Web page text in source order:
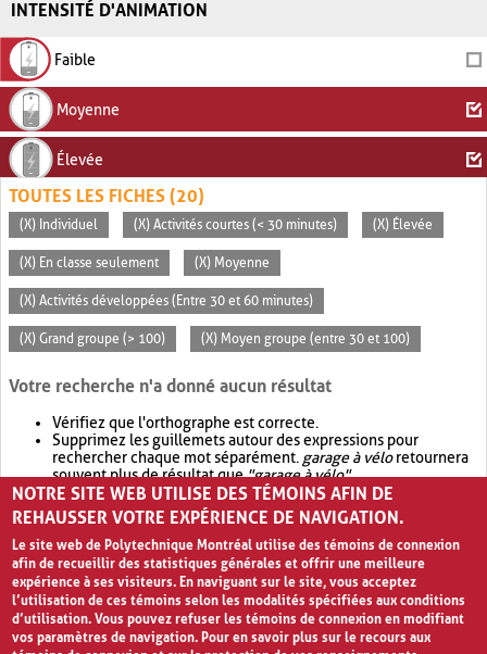
INTENSITÉ D'ANIMATION
Faible
Moyenne
Élevée
TOUTES LES FICHES (20)
(X) Individuel (X) Activités courtes (< 30 minutes) (X) Élevée
(X) En classe seulement (X) Moyenne
(X) Activités développées (Entre 30 et 60 minutes)
(X) Grand groupe (> 100) (X) Moyen groupe (entre 30 et 100)
Votre recherche n'a donné aucun résultat
Vérifiez que l'orthographe est correcte.
Supprimez les guillemets autour des expressions pour
rechercher chaque mot séparément. garage à véloretournera
souvent plus de résultat que"garage à vélo".
Envisagez d'élargir votre recherche avec OR.garage OR vélo
retournera souvent plus de résultat quegarage à vélo
NOTRE SITE WEB UTILISE DES TÉMOINS AFIN DE
REHAUSSER VOTRE EXPÉRIENCE DE NAVIGATION.
Le site web de Polytechnique Montréal utilise des témoins de connexion
afin de recueillir des statistiques générales et offrir une meilleure
expérience à ses visiteurs. En naviguant sur le site, vous acceptez
l’utilisation de ces témoins selon les modalités spécifiées aux conditions
d’utilisation. Vous pouvez refuser les témoins de connexion en modifiant
vos paramètres de navigation. Pour en savoir plus sur le recours aux